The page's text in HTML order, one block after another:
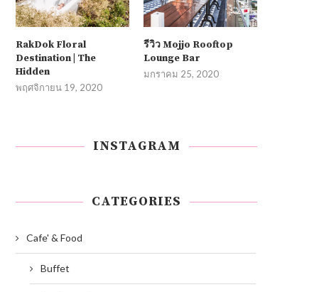
RakDok Floral
Destination | The
Hidden
พฤศจิกายน 19, 2020
รีวิว Mojjo Rooftop
Lounge Bar
มกราคม 25, 2020
INSTAGRAM
CATEGORIES
Cafe' & Food
Buffet